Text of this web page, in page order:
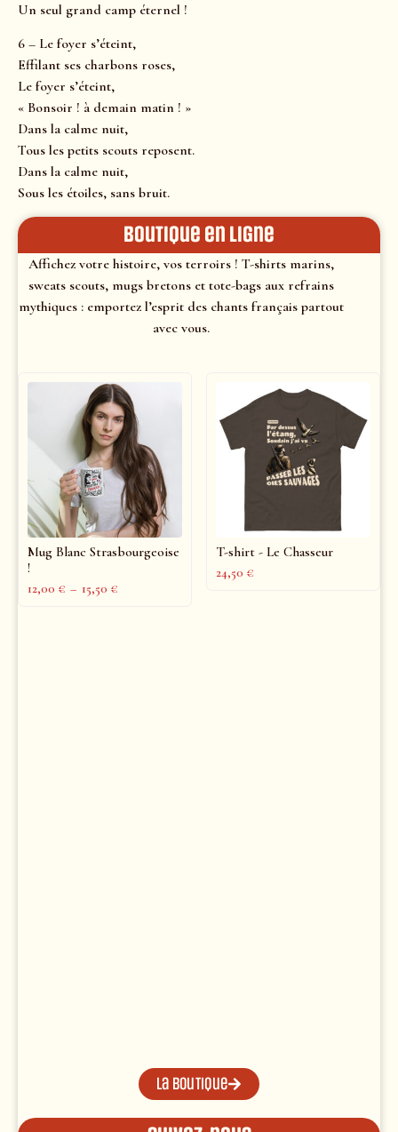
Un seul grand camp éternel !
6 – Le foyer s’éteint,
Effilant ses charbons roses,
Le foyer s’éteint,
« Bonsoir ! à demain matin ! »
Dans la calme nuit,
Tous les petits scouts reposent.
Dans la calme nuit,
Sous les étoiles, sans bruit.
Boutique en ligne
Affichez votre histoire, vos terroirs ! T-shirts marins,
sweats scouts, mugs bretons et tote-bags aux refrains
mythiques : emportez l’esprit des chants français partout
avec vous.
Mug Blanc Strasbourgeoise
!
12,00 € – 15,50 €
T-shirt - Le Chasseur
24,50 €
La boutique